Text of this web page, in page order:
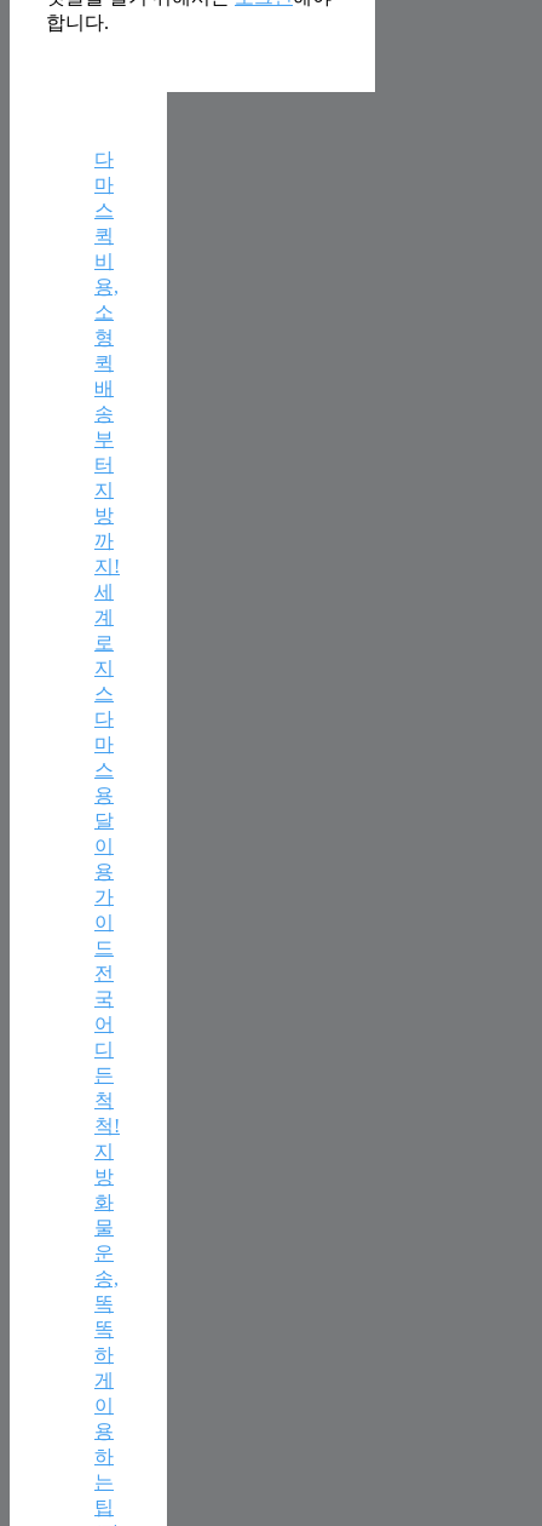
합니다.
다
마
스
퀵
비
용,
소
형
퀵
배
송
부
터
지
방
까
지!
세
계
로
지
스
다
마
스
용
달
이
용
가
이
드
전
국
어
디
든
척
척!
지
방
화
물
운
송,
똑
똑
하
게
이
용
하
는
팁